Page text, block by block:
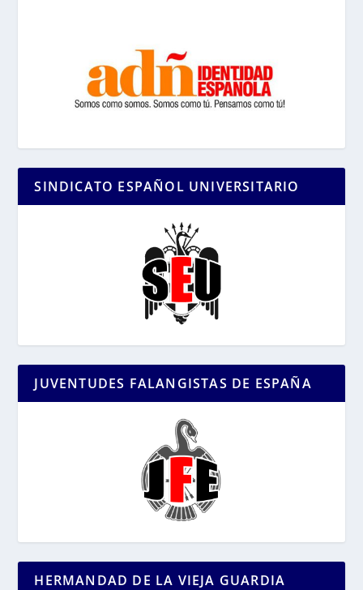
SINDICATO ESPAÑOL UNIVERSITARIO
JUVENTUDES FALANGISTAS DE ESPAÑA
HERMANDAD DE LA VIEJA GUARDIA